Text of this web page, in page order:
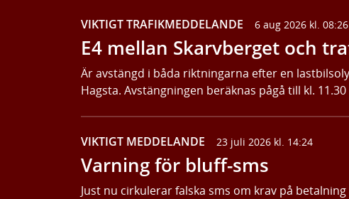
VIKTIGT TRAFIKMEDDELANDE 6 aug 2026 kl. 08:26
E4 mellan Skarvberget och
Är avstängd i båda riktningarna efter en
Hagsta. Avstängningen beräknas pågå till kl.
VIKTIGT MEDDELANDE 23 juli 2026 kl. 14:24
Varning för bluff-sms
Just nu cirkulerar falska sms om krav på